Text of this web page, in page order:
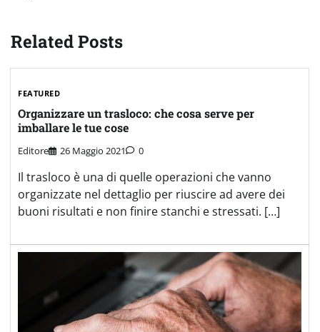
Related Posts
FEATURED
Organizzare un trasloco: che cosa serve per
imballare le tue cose
Editore 26 Maggio 2021 0
Il trasloco è una di quelle operazioni che vanno
organizzate nel dettaglio per riuscire ad avere dei
buoni risultati e non finire stanchi e stressati. […]